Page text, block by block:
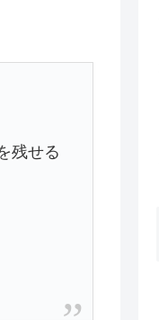
残せる